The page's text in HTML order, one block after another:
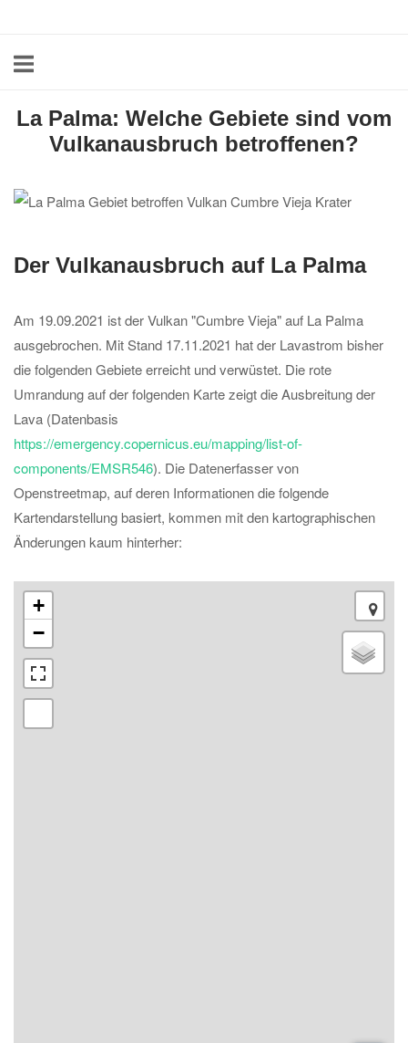
content
La Palma: Welche Gebiete sind vom
Vulkanausbruch betroffenen?
Der Vulkanausbruch auf La Palma
Am 19.09.2021 ist der Vulkan "Cumbre Vieja" auf La Palma
ausgebrochen. Mit Stand 17.11.2021 hat der Lavastrom bisher
die folgenden Gebiete erreicht und verwüstet. Die rote
Umrandung auf der folgenden Karte zeigt die Ausbreitung der
Lava (Datenbasis
https://emergency.copernicus.eu/mapping/list-of-
components/EMSR546). Die Datenerfasser von
Openstreetmap, auf deren Informationen die folgende
Kartendarstellung basiert, kommen mit den kartographischen
Änderungen kaum hinterher:
+
−